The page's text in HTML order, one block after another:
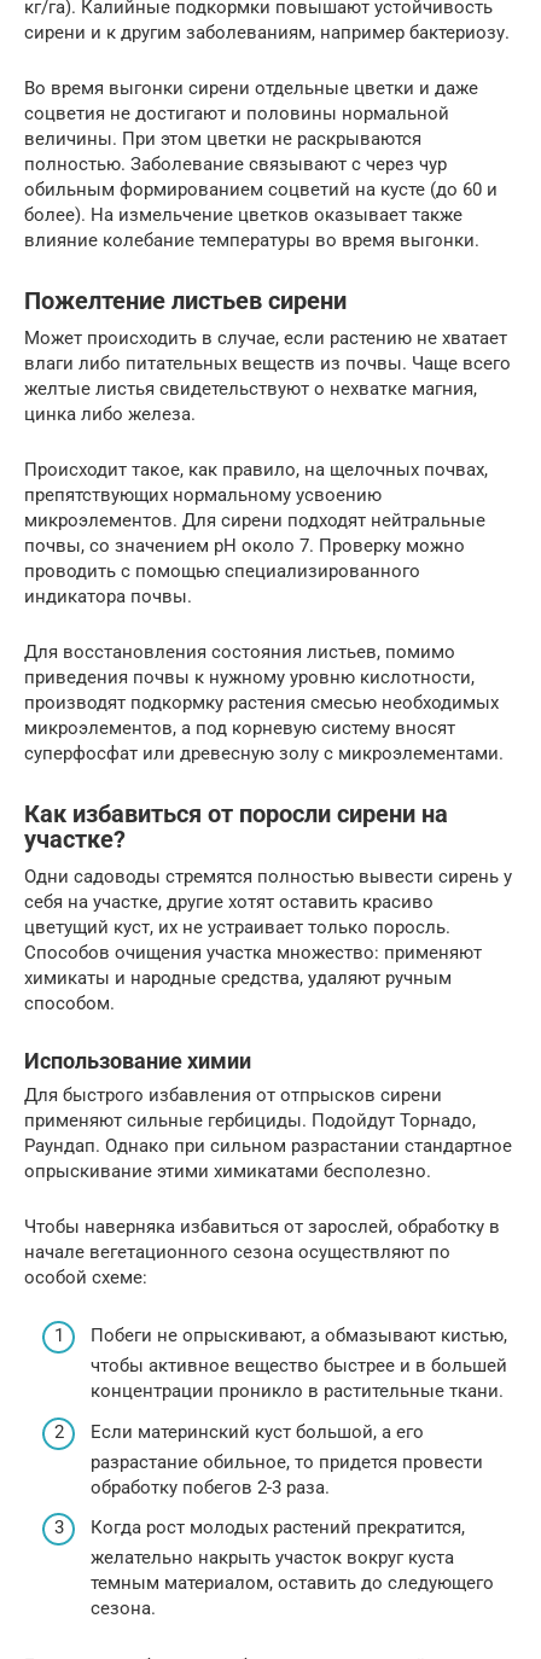
кг/га). Калийные подкормки по­вышают устойчивость
сирени и к другим заболеваниям, например бактериозу.
Во время выгонки сирени отдельные цветки и даже
соцветия не достигают и половины нормальной
величины. При этом цветки не раскрываются
полностью. Заболевание связывают с че­рез чур
обильным формированием соцветий на кусте (до 60 и
более). На измельчение цветков оказывает также
влияние колебание температуры во время вы­гонки.
Пожелтение листьев сирени
Может происходить в случае, если растению не хватает
влаги либо питательных веществ из почвы. Чаще всего
желтые листья свидетельствуют о нехватке магния,
цинка либо железа.
Происходит такое, как правило, на щелочных почвах,
препятствующих нормальному усвоению
микроэлементов. Для сирени подходят нейтральные
почвы, со значением рН около 7. Проверку можно
проводить с помощью специализированного
индикатора почвы.
Для восстановления состояния листьев, помимо
приведения почвы к нужному уровню кислотности,
производят подкормку растения смесью необходимых
микроэлементов, а под корневую систему вносят
суперфосфат или древесную золу с микроэлементами.
Как избавиться от поросли сирени на
участке?
Одни садоводы стремятся полностью вывести сирень у
себя на участке, другие хотят оставить красиво
цветущий куст, их не устраивает только поросль.
Способов очищения участка множество: применяют
химикаты и народные средства, удаляют ручным
способом.
Использование химии
Для быстрого избавления от отпрысков сирени
применяют сильные гербициды. Подойдут Торнадо,
Раундап. Однако при сильном разрастании стандартное
опрыскивание этими химикатами бесполезно.
Чтобы наверняка избавиться от зарослей, обработку в
начале вегетационного сезона осуществляют по
особой схеме:
Побеги не опрыскивают, а обмазывают кистью,
чтобы активное вещество быстрее и в большей
концентрации проникло в растительные ткани.
Если материнский куст большой, а его
разрастание обильное, то придется провести
обработку побегов 2-3 раза.
Когда рост молодых растений прекратится,
желательно накрыть участок вокруг куста
темным материалом, оставить до следующего
сезона.